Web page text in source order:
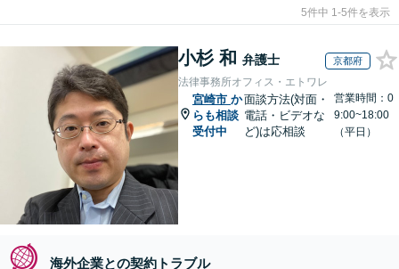
5件中 1-5件を表示
小杉 和 弁護士 京都府
法律事務所オフィス・エトワレ
宮崎市 か
らも相談
受付中
面談方法(対面・
電話・ビデオな
ど)は応相談
営業時間：0
9:00~18:00
（平日）
海外企業との契約トラブル